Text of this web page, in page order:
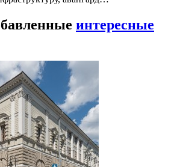
интересные